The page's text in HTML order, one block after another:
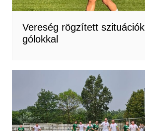
Vereség rögzített
gólokkal